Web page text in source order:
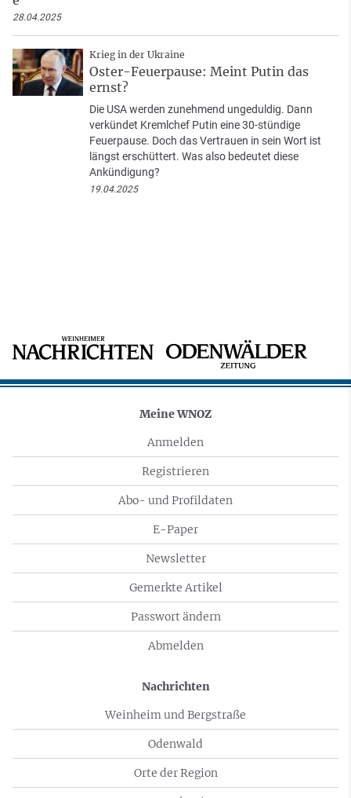
28.04.2025
Krieg in der Ukraine
Oster-Feuerpause: Meint Putin das
ernst?
Die USA werden zunehmend ungeduldig. Dann
verkündet Kremlchef Putin eine 30-stündige
Feuerpause. Doch das Vertrauen in sein Wort ist
längst erschüttert. Was also bedeutet diese
Ankündigung?
19.04.2025
Meine WNOZ
Anmelden
Registrieren
Abo- und Profildaten
E-Paper
Newsletter
Gemerkte Artikel
Passwort ändern
Abmelden
Nachrichten
Weinheim und Bergstraße
Odenwald
Orte der Region